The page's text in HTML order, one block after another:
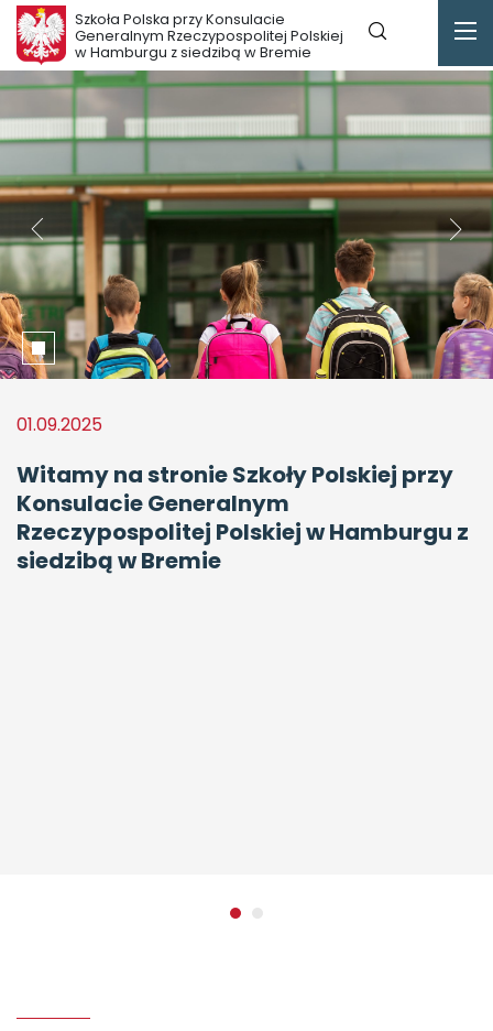
Szkoła Polska przy Konsulacie
Generalnym Rzeczypospolitej Polskiej
w Hamburgu z siedzibą w Bremie
01.09.2025
Witamy na stronie Szkoły Polskiej przy
Konsulacie Generalnym RP w Hamburgu
z siedzibą w Bremie